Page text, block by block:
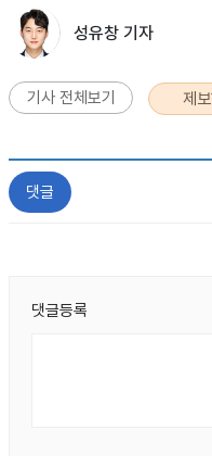
성유창 기자
기사 전체보기 제보
댓글
댓글등록